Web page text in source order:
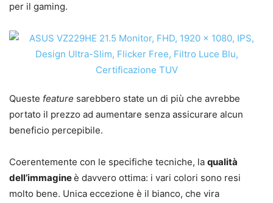
per il gaming.
Queste feature sarebbero state un di più che avrebbe
portato il prezzo ad aumentare senza assicurare alcun
beneficio percepibile.
Coerentemente con le specifiche tecniche, la qualità
dell’immagineè davvero ottima: i vari colori sono resi
molto bene. Unica eccezione è il bianco, che vira